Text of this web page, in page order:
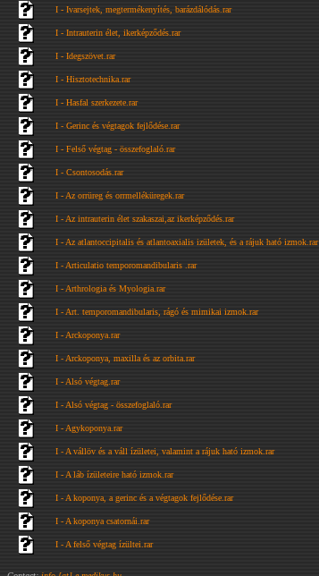
I - Ivarsejtek, megtermékenyítés, barázdálódás.rar
I - Intrauterin élet, ikerképződés.rar
I - Idegszövet.rar
I - Hisztotechnika.rar
I - Hasfal szerkezete.rar
I - Gerinc és végtagok fejlődése.rar
I - Felső végtag - összefoglaló.rar
I - Csontosodás.rar
I - Az orrüreg és orrmelléküregek.rar
I - Az intrauterin élet szakaszai,az ikerképződés.rar
I - Az atlantoccipitalis és atlantoaxialis izületek, és a rájuk ható izmok.rar
I - Articulatio temporomandibularis .rar
I - Arthrologia és Myologia.rar
I - Art. temporomandibularis, rágó és mimikai izmok.rar
I - Arckoponya.rar
I - Arckoponya, maxilla és az orbita.rar
I - Alsó végtag.rar
I - Alsó végtag - összefoglaló.rar
I - Agykoponya.rar
I - A vállöv és a váll ízületei, valamint a rájuk ható izmok.rar
I - A láb ízületeire ható izmok.rar
I - A koponya, a gerinc és a végtagok fejlődése.rar
I - A koponya csatornái.rar
I - A felső végtag ízültei.rar